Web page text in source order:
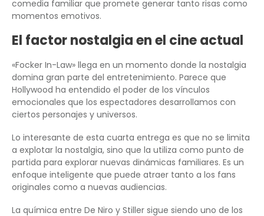
comedia familiar que promete generar tanto risas como
momentos emotivos.
El factor nostalgia en el cine actual
«Focker In-Law» llega en un momento donde la nostalgia
domina gran parte del entretenimiento. Parece que
Hollywood ha entendido el poder de los vínculos
emocionales que los espectadores desarrollamos con
ciertos personajes y universos.
Lo interesante de esta cuarta entrega es que no se limita
a explotar la nostalgia, sino que la utiliza como punto de
partida para explorar nuevas dinámicas familiares. Es un
enfoque inteligente que puede atraer tanto a los fans
originales como a nuevas audiencias.
La química entre De Niro y Stiller sigue siendo uno de los